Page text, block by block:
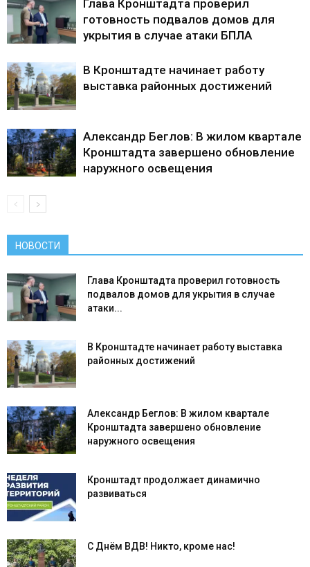
Глава Кронштадта проверил
готовность подвалов домов для
укрытия в случае атаки БПЛА
В Кронштадте начинает работу
выставка районных достижений
Александр Беглов: В жилом квартале
Кронштадта завершено обновление
наружного освещения
НОВОСТИ
Глава Кронштадта проверил готовность
подвалов домов для укрытия в случае
атаки...
В Кронштадте начинает работу выставка
районных достижений
Александр Беглов: В жилом квартале
Кронштадта завершено обновление
наружного освещения
Кронштадт продолжает динамично
развиваться
С Днём ВДВ! Никто, кроме нас!